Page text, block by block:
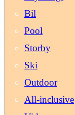
Bil
Pool
Storby
Ski
Outdoor
All-inclusive